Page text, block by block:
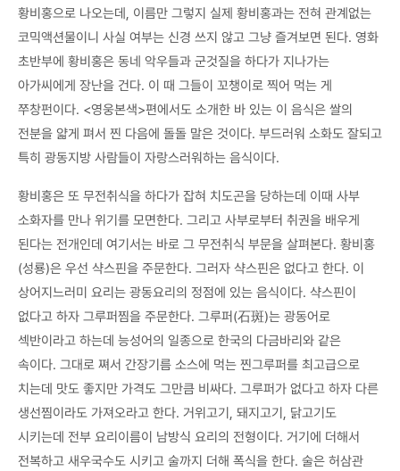
황비홍으로 나오는데, 이름만 그렇지 실제 황비홍과는 전혀 관계없는
코믹액션물이니 사실 여부는 신경 쓰지 않고 그냥 즐겨보면 된다. 영화
초반부에 황비홍은 동네 악우들과 군것질을 하다가 지나가는
아가씨에게 장난을 건다. 이 때 그들이 꼬챙이로 찍어 먹는 게
쭈창펀이다. <영웅본색>편에서도 소개한 바 있는 이 음식은 쌀의
전분을 얇게 펴서 찐 다음에 돌돌 말은 것이다. 부드러워 소화도 잘되고
특히 광동지방 사람들이 자랑스러워하는 음식이다.
황비홍은 또 무전취식을 하다가 잡혀 치도곤을 당하는데 이때 사부
소화자를 만나 위기를 모면한다. 그리고 사부로부터 취권을 배우게
된다는 전개인데 여기서는 바로 그 무전취식 부문을 살펴본다. 황비홍
(성룡)은 우선 샥스핀을 주문한다. 그러자 샥스핀은 없다고 한다. 이
상어지느러미 요리는 광동요리의 정점에 있는 음식이다. 샥스핀이
없다고 하자 그루퍼찜을 주문한다. 그루퍼(石斑)는 광동어로
섹반이라고 하는데 능성어의 일종으로 한국의 다금바리와 같은
속이다. 그대로 쪄서 간장기름 소스에 먹는 찐그루퍼를 최고급으로
치는데 맛도 좋지만 가격도 그만큼 비싸다. 그루퍼가 없다고 하자 다른
생선찜이라도 가져오라고 한다. 거위고기, 돼지고기, 닭고기도
시키는데 전부 요리이름이 남방식 요리의 전형이다. 거기에 더해서
전복하고 새우국수도 시키고 술까지 더해 폭식을 한다. 술은 허삼관